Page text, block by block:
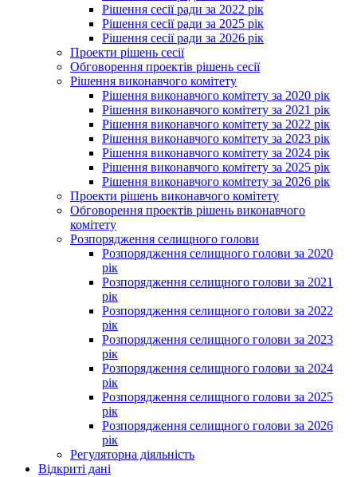
Рішення сесії ради за 2022 рік
Рішення сесії ради за 2025 рік
Рішення сесії ради за 2026 рік
Проекти рішень сесії
Обговорення проектів рішень сесії
Рішення виконавчого комітету
Рішення виконавчого комітету за 2020 рік
Рішення виконавчого комітету за 2021 рік
Рішення виконавчого комітету за 2022 рік
Рішення виконавчого комітету за 2023 рік
Рішення виконавчого комітету за 2024 рік
Рішення виконавчого комітету за 2025 рік
Рішення виконавчого комітету за 2026 рік
Проекти рішень виконавчого комітету
Обговорення проектів рішень виконавчого
комітету
Розпорядження селищного голови
Розпорядження селищного голови за 2020
рік
Розпорядження селищного голови за 2021
рік
Розпорядження селищного голови за 2022
рік
Розпорядження селищного голови за 2023
рік
Розпорядження селищного голови за 2024
рік
Розпорядження селищного голови за 2025
рік
Розпорядження селищного голови за 2026
рік
Регуляторна діяльність
Відкриті дані